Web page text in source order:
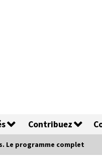
Contribuez
Le programme complet